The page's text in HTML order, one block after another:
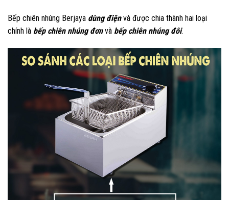
Bếp chiên nhúng Berjaya dùng điệnvà được chia thành hai loại
chính là bếp chiên nhúng đơnvà bếp chiên nhúng đôi.